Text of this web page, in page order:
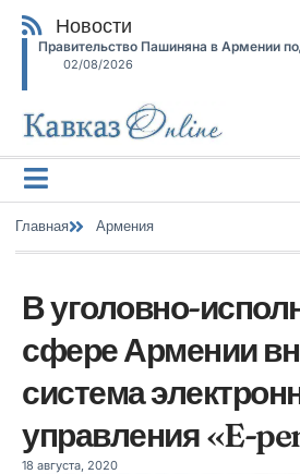
Новости
Правительство Пашиняна в Армении
02/08/2026
Главная Армения
В уголовно-
сфере Армении
система
управления «E-
18 августа, 2020